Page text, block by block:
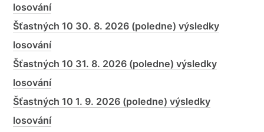
losování
Šťastných 10 30. 8. 2026 (poledne) výsledky
losování
Šťastných 10 31. 8. 2026 (poledne) výsledky
losování
Šťastných 10 1. 9. 2026 (poledne) výsledky
losování